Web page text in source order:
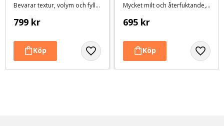
3,8 liter
Bevarar textur, volym och fyllighet
799 kr
Mycket milt och återfuktande, för torr eller skadad päls och känslig hud
695 kr